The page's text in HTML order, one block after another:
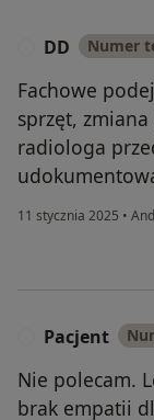
DD Numer
Fachowe
sprzęt,
radiologa
11 stycznia 2025 •
Pacjent
Nie polecam.
brak empatii